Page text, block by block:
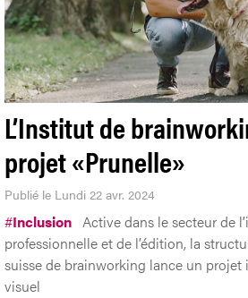
L’Institut de
projet «Prunelle»
Publié le Lundi 22 avr. 2024
#Inclusion Active dans le secteur de
professionnelle et de l’édition, la
suisse de brainworking lance un
visuel